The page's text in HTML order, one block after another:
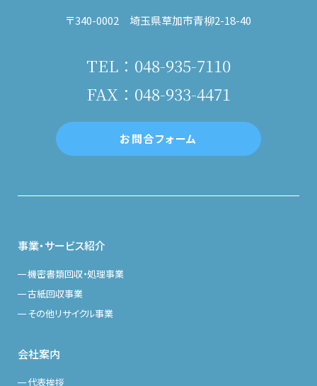
〒340-0002 埼玉県草加市青柳2-18-40
TEL：048-935-7110
FAX：048-933-4471
お問合フォーム
事業・サービス紹介
機密書類回収・処理事業
古紙回収事業
その他リサイクル事業
会社案内
代表挨拶